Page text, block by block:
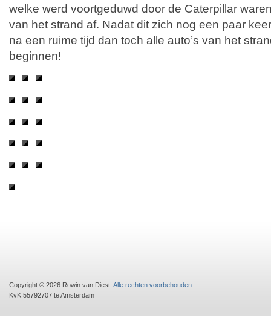
welke werd voortgeduwd door de Caterpillar
van het strand af. Nadat dit zich nog een paar
na een ruime tijd dan toch alle auto’s van het
beginnen!
Copyright © 2026 Rowin van Diest. Alle rechten voorbehouden
KvK 55792707 te Amsterdam